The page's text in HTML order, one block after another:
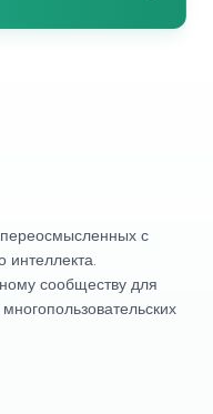
с
интеллекта.
сообществу для